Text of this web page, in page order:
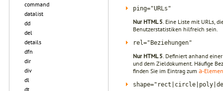
command
datalist
dd
del
details
dfn
dir
div
dl
dt
ping="URLs"
Nur HTML 5 . Eine Liste mit URLs,
Benutzerstatistiken hilfreich sein.
rel="Beziehungen"
Nur HTML 5 . Definiert anhand
und dem Zieldokument. Häufige
finden Sie im Eintrag zum a-